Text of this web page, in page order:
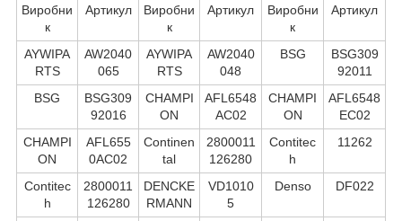
Виробни
к
Артикул
Виробни
к
Артикул
Виробни
к
Артикул
AYWIPA
RTS
AW2040
065
AYWIPA
RTS
AW2040
048
BSG
BSG309
92011
BSG
BSG309
92016
CHAMPI
ON
AFL6548
AC02
CHAMPI
ON
AFL6548
EC02
CHAMPI
ON
AFL655
0AC02
Continen
tal
2800011
126280
Contitec
h
11262
Contitec
h
2800011
126280
DENCKE
RMANN
VD1010
5
Denso DF022